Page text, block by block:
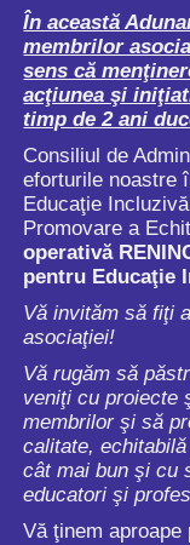
În această
membrilor
sens că
acţiunea şi
timp de 2 ani
Consiliul de
eforturile noastre
Educaţie
Promovare a
operativă
pentru Educaţie
Vă invităm să fiţi
asociaţiei!
Vă rugăm să
veniţi cu proiecte
membrilor şi să
calitate,
cât mai bun şi cu
educatori şi
Vă ţinem aproape